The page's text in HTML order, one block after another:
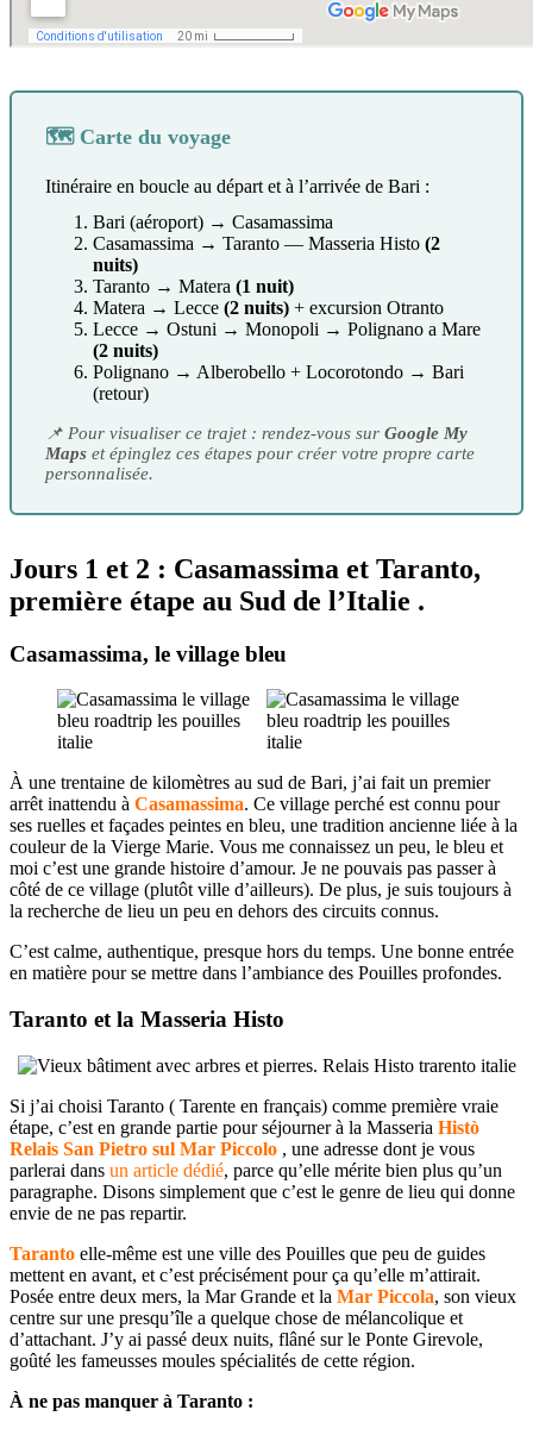
🗺 Carte du voyage
Itinéraire en boucle au départ et à l’arrivée de Bari :
Bari (aéroport) → Casamassima
Casamassima → Taranto — Masseria Histo (2
nuits)
Taranto → Matera (1 nuit)
Matera → Lecce (2 nuits) + excursion Otranto
Lecce → Ostuni → Monopoli → Polignano a Mare
(2 nuits)
Polignano → Alberobello + Locorotondo → Bari
(retour)
📌 Pour visualiser ce trajet : rendez-vous sur Google My
Maps et épinglez ces étapes pour créer votre propre carte
personnalisée.
Jours 1 et 2 : Casamassima et Taranto,
première étape au Sud de l’Italie .
Casamassima, le village bleu
À une trentaine de kilomètres au sud de Bari, j’ai fait un premier
arrêt inattendu à Casamassima. Ce village perché est connu pour
ses ruelles et façades peintes en bleu, une tradition ancienne liée à la
couleur de la Vierge Marie. Vous me connaissez un peu, le bleu et
moi c’est une grande histoire d’amour. Je ne pouvais pas passer à
côté de ce village (plutôt ville d’ailleurs). De plus, je suis toujours à
la recherche de lieu un peu en dehors des circuits connus.
C’est calme, authentique, presque hors du temps. Une bonne entrée
en matière pour se mettre dans l’ambiance des Pouilles profondes.
Taranto et la Masseria Histo
Si j’ai choisi Taranto ( Tarente en français) comme première vraie
étape, c’est en grande partie pour séjourner à la Masseria Histò
Relais San Pietro sul Mar Piccolo , une adresse dont je vous
parlerai dans un article dédié, parce qu’elle mérite bien plus qu’un
paragraphe. Disons simplement que c’est le genre de lieu qui donne
envie de ne pas repartir.
Taranto elle-même est une ville des Pouilles que peu de guides
mettent en avant, et c’est précisément pour ça qu’elle m’attirait.
Posée entre deux mers, la Mar Grande et la Mar Piccola, son vieux
centre sur une presqu’île a quelque chose de mélancolique et
d’attachant. J’y ai passé deux nuits, flâné sur le Ponte Girevole,
goûté les fameusses moules spécialités de cette région.
À ne pas manquer à Taranto :